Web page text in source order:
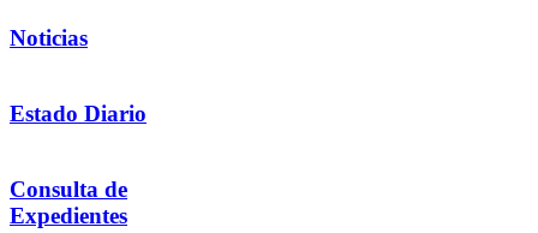
Noticias
Estado Diario
Consulta de
Expedientes